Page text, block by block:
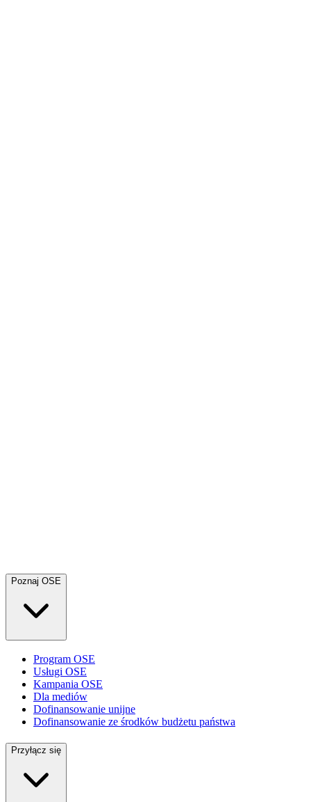
Poznaj OSE
Program OSE
Usługi OSE
Kampania OSE
Dla mediów
Dofinansowanie unijne
Dofinansowanie ze środków budżetu państwa
Przyłącz się